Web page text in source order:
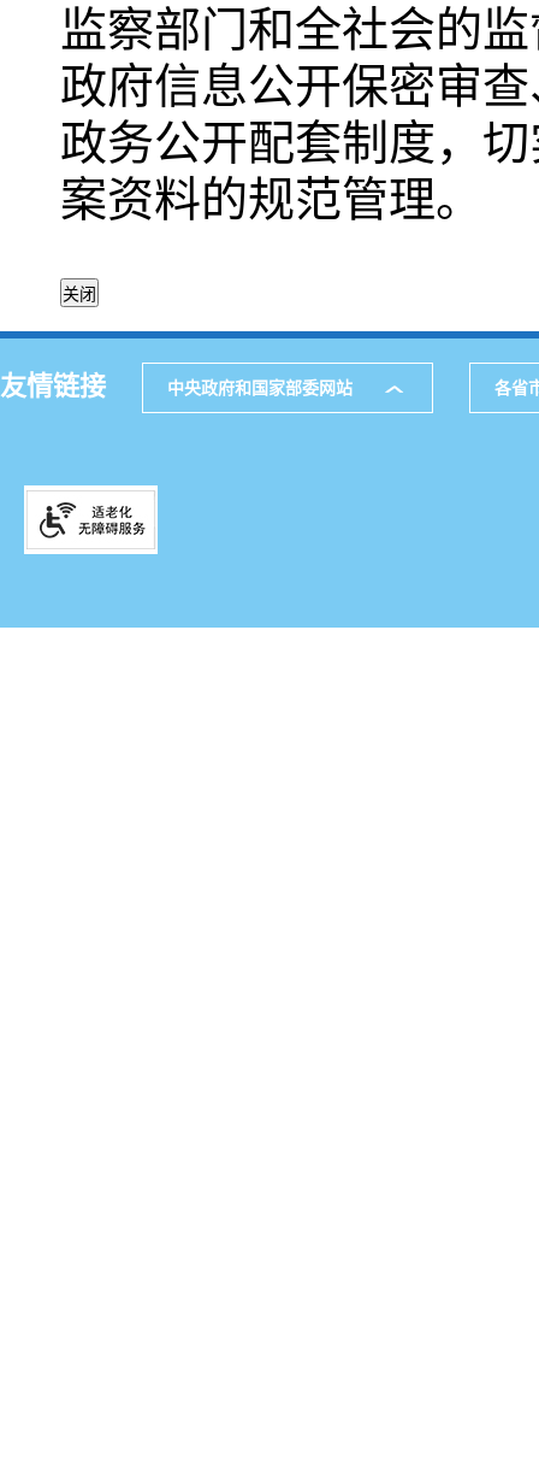
监察部门和全社会的
政府信息公开保密审
政务公开配套制度，
案资料的规范管理。
友情链接 中央政府和国家部委网站 各省